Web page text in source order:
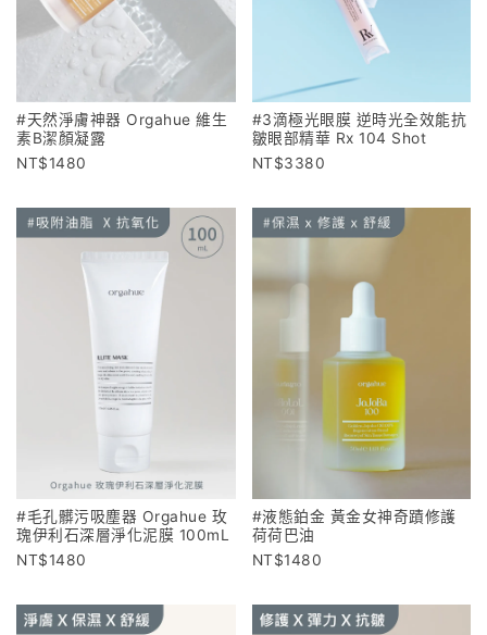
#天然淨膚神器 Orgahue 維生
素B潔顏凝露
1480
#3滴極光眼膜 逆時光全效能抗
皺眼部精華 Rx 104 Shot
3380
#毛孔髒污吸塵器 Orgahue 玫
瑰伊利石深層淨化泥膜 100mL
1480
#液態鉑金 黃金女神奇蹟修護
荷荷巴油
1480